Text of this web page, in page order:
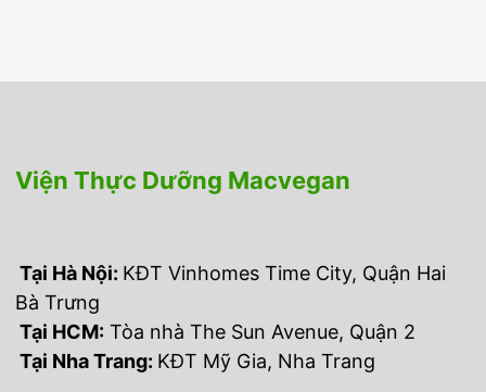
Viện Thực Dưỡng Macvegan
Tại Hà Nội: KĐT Vinhomes Time City, Quận Hai
Bà Trưng
Tại HCM: Tòa nhà The Sun Avenue, Quận 2
Tại Nha Trang: KĐT Mỹ Gia, Nha Trang